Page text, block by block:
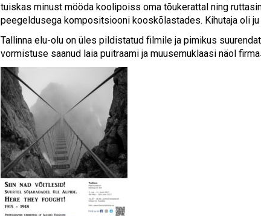
tuiskas minust mööda koolipoiss oma tõukerattal ning
peegeldusega kompositsiooni kooskõlastades. Kihutaja oli ju
Tallinna elu-olu on üles pildistatud filmile ja pimikus
vormistuse saanud laia puitraami ja muusemuklaasi näol